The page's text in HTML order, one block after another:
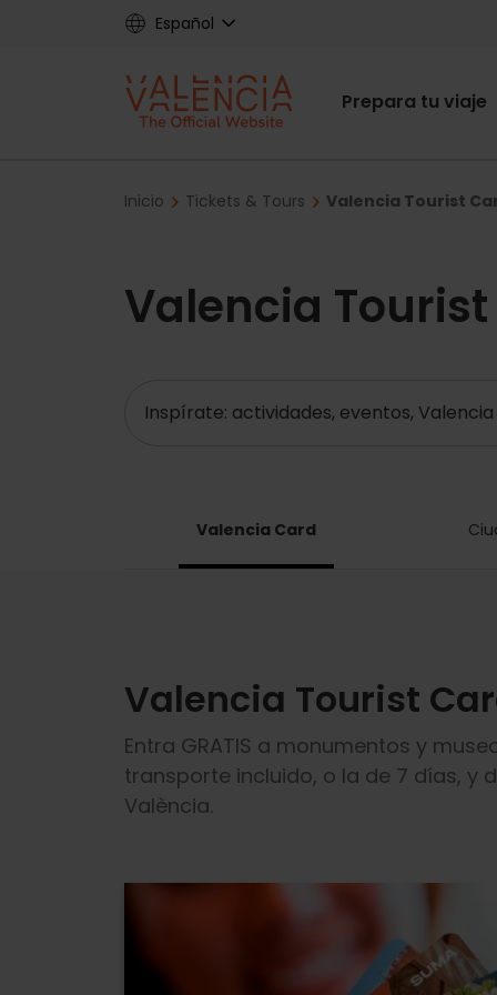
Español
Main
Prepara tu viaje
Breadcrumb
Inicio Tickets & Tours Valencia Tourist
Valencia
Valencia Card
Valencia Tourist
Entra GRATIS a monumentos y
transporte incluido, o la de 7 días, y
València.